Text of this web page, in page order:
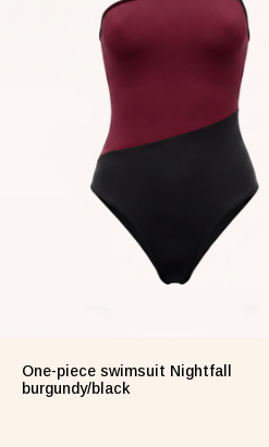
Спідниця біла
One-piece swimsuit Nightfall
burgundy/black